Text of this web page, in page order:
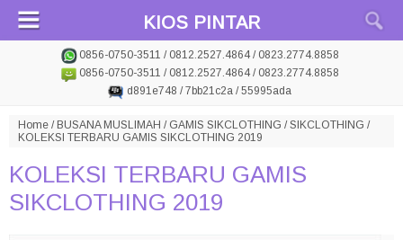
KIOS PINTAR
0856-0750-3511 / 0812.2527.4864 / 0823.2774.8858
0856-0750-3511 / 0812.2527.4864 / 0823.2774.8858
d891e748 / 7bb21c2a / 55995ada
Home / BUSANA MUSLIMAH / GAMIS SIKCLOTHING /SIKCLOTHING /
KOLEKSI TERBARU GAMIS SIKCLOTHING 2019
KOLEKSI TERBARU GAMIS
SIKCLOTHING 2019